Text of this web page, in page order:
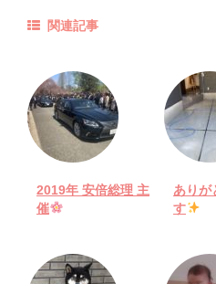
関連記事
2019年 安倍総理 主
催
ありが
す